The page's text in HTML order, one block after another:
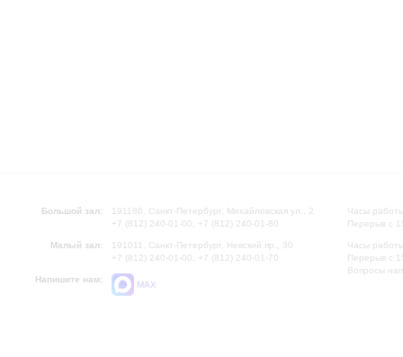
Большой зал:
191186, Санкт-Петербург, Михайловская ул., 2
+7 (812) 240-01-00, +7 (812) 240-01-80
Малый зал:
191011, Санкт-Петербург, Невский пр., 30
+7 (812) 240-01-00, +7 (812) 240-01-70
Напишите нам:
MAX
Часы
Перерыв с
Часы
Перерыв с
Вопросы